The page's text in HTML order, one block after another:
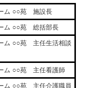
ム ○○苑 施設長
ム ○○苑 総括部長
ム ○○苑 主任生活相談
ム ○○苑 主任看護師
ム ○○苑 主任介護職員